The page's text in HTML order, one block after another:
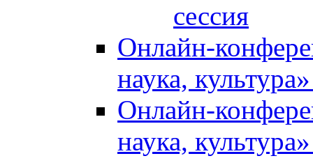
сессия
Онлайн-
наука,
Онлайн-
наука,